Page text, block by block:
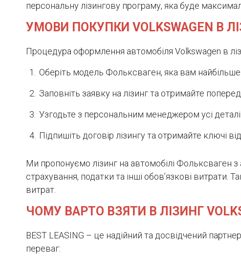
персональну лізингову програму, яка буде
УМОВИ ПОКУПКИ VOLKSWAGEN В
Процедура оформлення автомобіля Volkswagen в
Оберіть модель Фольксваген, яка вам найбільше
Заповніть заявку на лізинг та отримайте
Узгодьте з персональним менеджером усі деталі
Підпишіть договір лізингу та отримайте ключі
Ми пропонуємо лізинг на автомобілі Фольксваген
страхування, податки та інші обов’язкові
витрат.
ЧОМУ ВАРТО ВЗЯТИ В ЛІЗИНГ
BEST LEASING – це надійний та досвідчений
переваг: